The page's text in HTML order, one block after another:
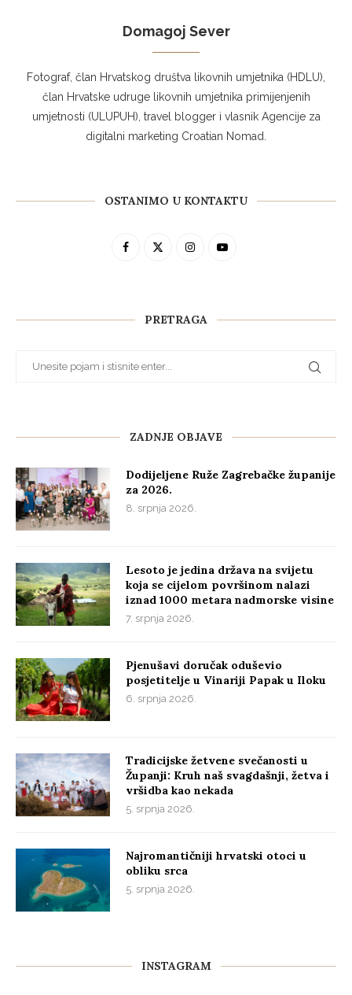
Domagoj Sever
Fotograf, član Hrvatskog društva likovnih umjetnika (HDLU),
član Hrvatske udruge likovnih umjetnika primijenjenih
umjetnosti (ULUPUH), travel blogger i vlasnik Agencije za
digitalni marketing Croatian Nomad.
OSTANIMO U KONTAKTU
PRETRAGA
ZADNJE OBJAVE
Dodijeljene Ruže Zagrebačke županije
za 2026.
8. srpnja 2026.
Lesoto je jedina država na svijetu
koja se cijelom površinom nalazi
iznad 1000 metara nadmorske visine
7. srpnja 2026.
Pjenušavi doručak oduševio
posjetitelje u Vinariji Papak u Iloku
6. srpnja 2026.
Tradicijske žetvene svečanosti u
Županji: Kruh naš svagdašnji, žetva i
vršidba kao nekada
5. srpnja 2026.
Najromantičniji hrvatski otoci u
obliku srca
5. srpnja 2026.
INSTAGRAM